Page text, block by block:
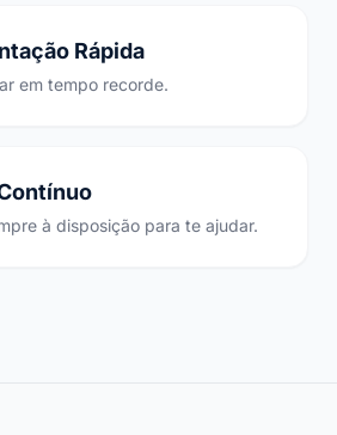
Rápida
em tempo recorde.
à disposição para te ajudar.